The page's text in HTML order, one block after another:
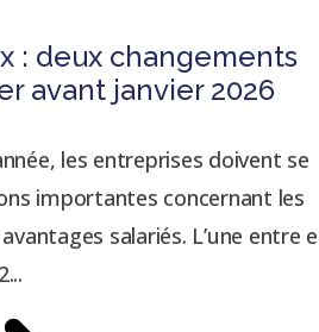
: deux changements
avant janvier 2026
les entreprises doivent se
importantes concernant les
salariés. L’une entre